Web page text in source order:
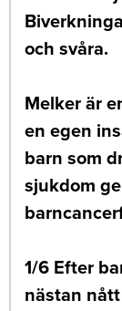
och svåra.
Melker är
en egen
barn som
sjukdom
1/6 Efter
nästan